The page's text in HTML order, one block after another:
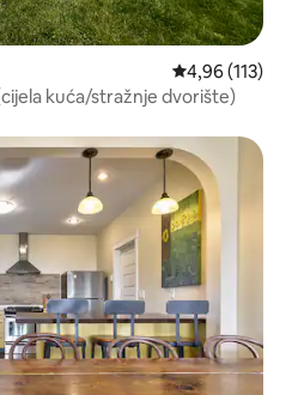
Prosječna
4,96 (113)
kuća/stražnje dvorište)
oznakom „Odabrali gosti”